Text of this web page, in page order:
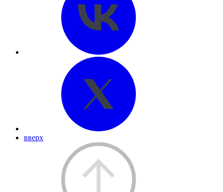
вверх